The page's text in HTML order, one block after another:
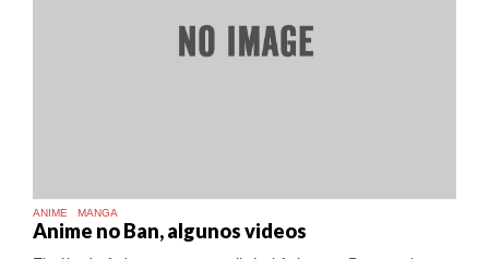
ANIME MANGA
Anime no Ban, algunos videos